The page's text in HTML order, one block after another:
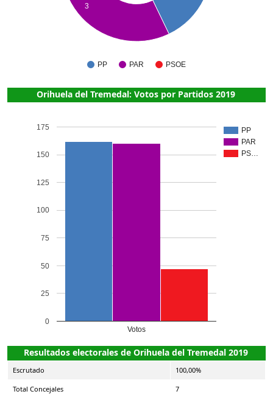
PP PAR PSOE
3
Orihuela del Tremedal: Votos por Partidos 2019
PP
PAR
PS…
Votos
0
25
50
75
100
125
150
175
Resultados electorales de Orihuela del Tremedal 2019
Escrutado 100,00%
Total Concejales 7